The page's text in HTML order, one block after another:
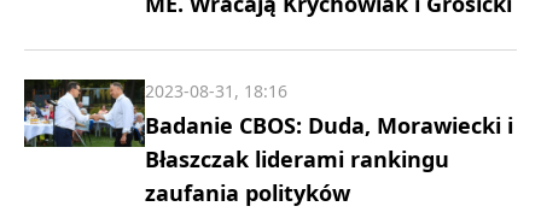
Badanie CBOS: Duda, Morawiecki i
Błaszczak liderami rankingu
zaufania polityków
2023-08-31, 18:16